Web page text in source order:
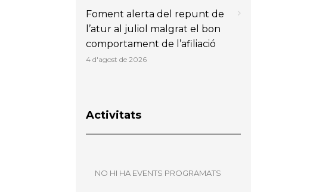
Foment alerta del repunt de
l’atur al juliol malgrat el bon
comportament de l’afiliació
4 d'agost de 2026
Activitats
NO HI HA EVENTS PROGRAMATS